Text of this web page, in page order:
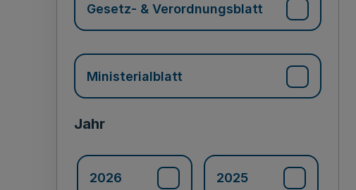
Gesetz- & Verordnungsblatt
Ministerialblatt
Jahr
2026 2025